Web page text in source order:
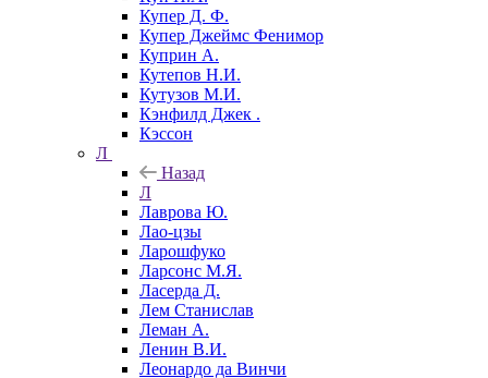
Купер Д. Ф.
Купер Джеймс Фенимор
Куприн А.
Кутепов Н.И.
Кутузов М.И.
Кэнфилд Джек .
Кэссон
Л
Назад
Л
Лаврова Ю.
Лао-цзы
Ларошфуко
Ларсонс М.Я.
Ласерда Д.
Лем Станислав
Леман А.
Ленин В.И.
Леонардо да Винчи